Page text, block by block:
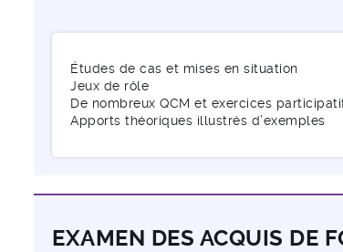
Études de cas et mises en situation
Jeux de rôle
De nombreux QCM et exercices
Apports théoriques illustrés d’exemples
EXAMEN DES ACQUIS DE